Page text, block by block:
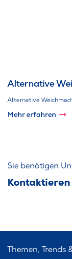
Alternative
Alternative
Mehr erfahren
Sie benötigen
Kontaktieren
Themen, Trends